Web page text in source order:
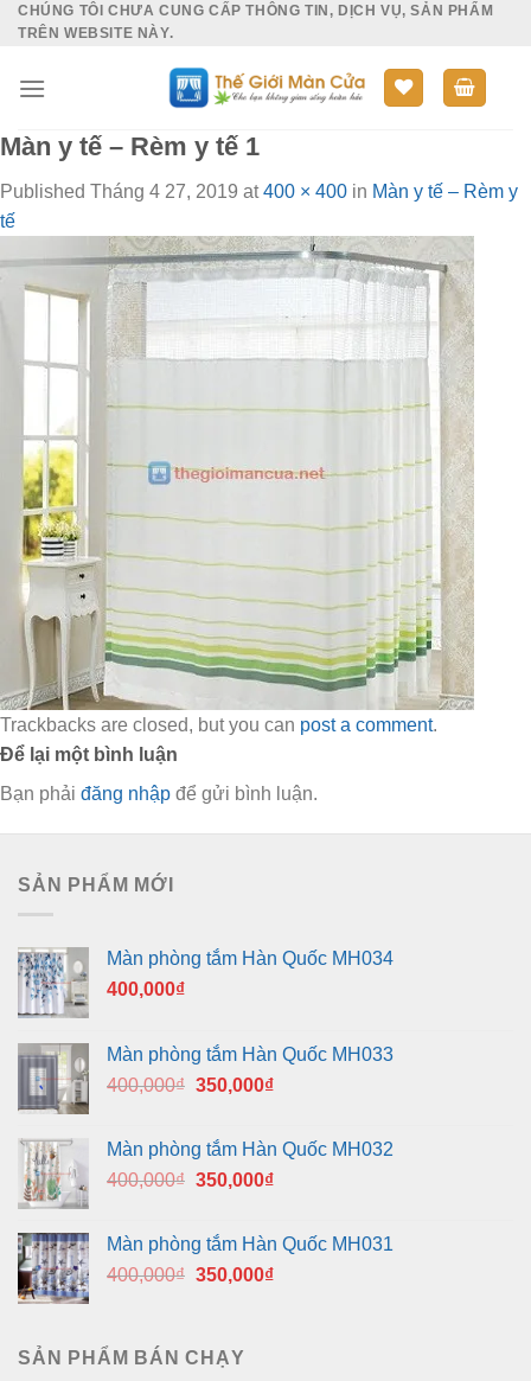
SkipCHÚNG TÔI CHƯA CUNG CẤP THÔNG TIN, DỊCH VỤ, SẢN PHẨM
TRÊN WEBSITE NÀY.
Màn y tế – Rèm y tế 1
Published Tháng 4 27, 2019 at400 × 400 in Màn y tế – Rèm y
tế
Trackbacks are closed, but you can post a comment.
Để lại một bình luận
Bạn phải đăng nhập để gửi bình luận.
SẢN PHẨM MỚI
Màn phòng tắm Hàn Quốc MH034
400,000₫
Màn phòng tắm Hàn Quốc MH033
400,000₫ Giá
400,000₫.
350,000₫Giá
là:
350,000₫.
Màn phòng tắm Hàn Quốc MH032
400,000₫ Giá
400,000₫.
350,000₫Giá
là:
350,000₫.
Màn phòng tắm Hàn Quốc MH031
400,000₫ Giá
400,000₫.
350,000₫Giá
SẢN PHẨM BÁN CHẠY